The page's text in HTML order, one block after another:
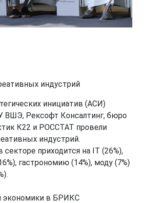
индустрий
инициатив (АСИ)
ВШЭ, Рексофт Консалтинг, бюро
К22 и РОССТАТ провели
индустрий.
секторе приходится на IT (26%),
гастрономию (14%), моду (7%)
экономики в БРИКС